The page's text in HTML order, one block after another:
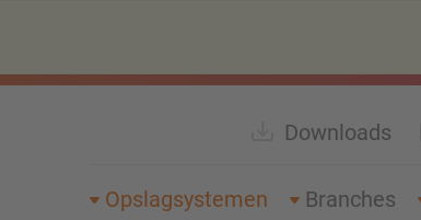
Downloads
Opslagsystemen Branches